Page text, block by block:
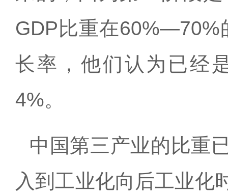
GDP 比重在60%—70%
长率，他们认为已经
4%。
中国第三产业的比重
入到工业化向后工业化